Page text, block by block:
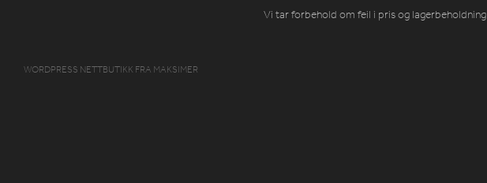
Vi tar forbehold om feil i pris og lagerbeholdning
WORDPRESS NETTBUTIKK FRA MAKSIMER